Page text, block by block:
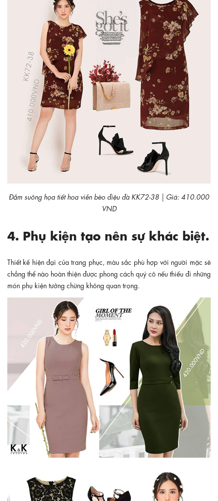
Đầm suông họa tiết hoa viền bèo điệu đà KK72-38 | Giá: 410.000
VND
4. Phụ kiện tạo nên sự khác biệt.
Thiết kế hiện đại của trang phục, màu sắc phù hợp với người mặc sẽ
chẳng thể nào hoàn thiện được phong cách quý cô nếu thiếu đi những
món phụ kiện tưởng chừng không quan trọng.